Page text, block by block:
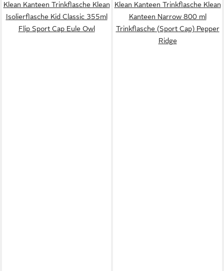
Klean Kanteen Trinkflasche Klean
Isolierflasche Kid Classic 355ml
Flip Sport Cap Eule Owl
Klean Kanteen Trinkflasche Klean
Kanteen Narrow 800 ml
Trinkflasche (Sport Cap) Pepper
Ridge